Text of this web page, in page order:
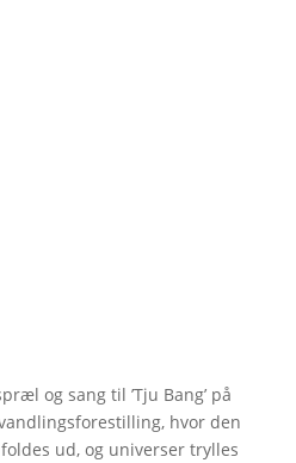
og sang til ’Tju Bang’ på
hvor den
ud, og universer trylles